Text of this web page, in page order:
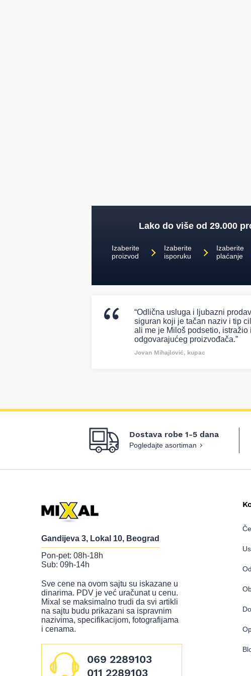
Lako do više od 29.000
Izaberite
proizvod
Izaberite
isporuku
Izaberite
plaćanje
“Odlična usluga i ljubazni
siguran koji je tačan naziv i tip
ali me je Miloš podsetio, istražio
odgovarajućeg proizvođača.”
Jovan Mihajlović, kupac
Dostava robe 1-5 dana
Pogledajte asortiman
Gandijeva 3, Lokal 10, Beograd
Pon-pet: 08h-18h
Sub: 09h-14h
Sve cene na ovom sajtu su iskazane u
dinarima. PDV je već uračunat u cenu.
Mixal se maksimalno trudi da svi artikli
na sajtu budu prikazani sa ispravnim
nazivima, specifikacijom, fotografijama
i cenama.
069 2289103
011 2289103